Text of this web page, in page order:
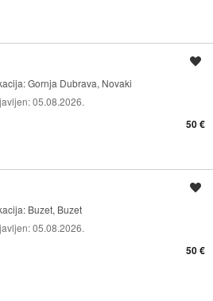
Gornja Dubrava, Novaki
05.08.2026.
50 €
Buzet, Buzet
05.08.2026.
50 €